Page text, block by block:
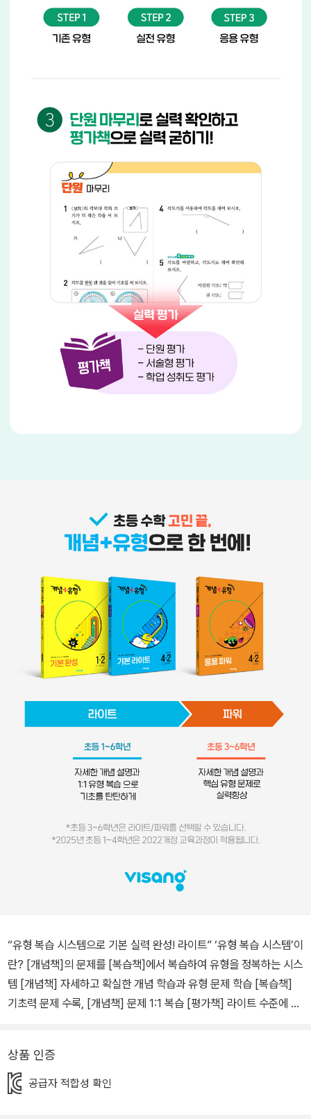
“유형 복습 시스템으로 기본 실력 완성! 라이트” ‘유형 복습 시스템’이
란? [개념책]의 문제를 [복습책]에서 복습하여 유형을 정복하는 시스
템 [개념책] 자세하고 확실한 개념 학습과 유형 문제 학습 [복습책]
기초력 문제 수록, [개념책] 문제 1:1 복습 [평가책] 라이트 수준에 맞
이트』의 유형 복습 시스템([개념책]의 문제를 [복습책]에서 1:1 복습)
으로 기본 실력을 완성할 수 있습니다. ·『개념+유형 라이트』는 유형
상품 인증
공급자 적합성 확인